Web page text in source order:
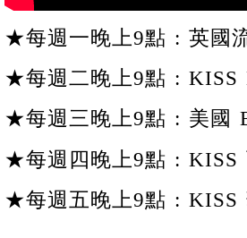
★每週一晚上9點 : 英國
★每週二晚上9點 : KISS
★每週三晚上9點 : 美國
★每週四晚上9點 : KISS
★每週五晚上9點 : KISS